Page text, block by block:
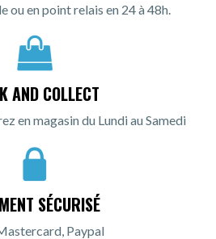
ou en point relais en 24 à 48h.
AND COLLECT
en magasin du Lundi au Samedi
SÉCURISÉ
Paypal